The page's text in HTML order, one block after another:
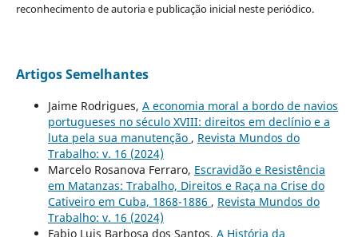
reconhecimento de autoria e publicação inicial neste periódico.
Artigos Semelhantes
Jaime Rodrigues, A economia moral a bordo de navios
portugueses no século XVIII: direitos em declínio e a
luta pela sua manutenção , Revista Mundos do
Trabalho: v. 16 (2024)
Marcelo Rosanova Ferraro, Escravidão e Resistência
em Matanzas: Trabalho, Direitos e Raça na Crise do
Cativeiro em Cuba, 1868-1886 , Revista Mundos do
Trabalho: v. 16 (2024)
Fabio Luis Barbosa dos Santos, A História da